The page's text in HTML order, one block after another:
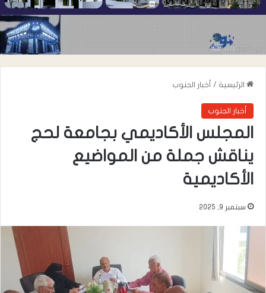
الرئيسية / أخبار الجنوب
أخبار الجنوب
المجلس الأكاديمي بجامعة لحج
يناقش جملة من المواضيع
الأكاديمية
سبتمبر 9, 2025